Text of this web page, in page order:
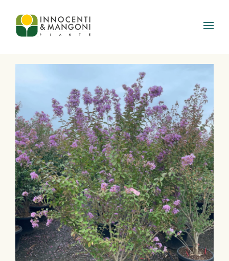
Skip to main content